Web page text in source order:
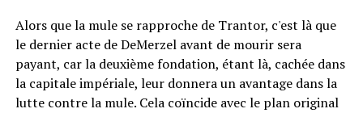
Alors que la mule se rapproche de Trantor, c'est là que
le dernier acte de DeMerzel avant de mourir sera
payant, car la deuxième fondation, étant là, cachée dans
la capitale impériale, leur donnera un avantage dans la
lutte contre la mule. Cela coïncide avec le plan original